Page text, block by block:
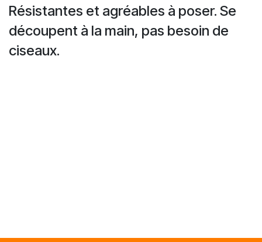
Résistantes et agréables à poser. Se
découpent à la main, pas besoin de
ciseaux.